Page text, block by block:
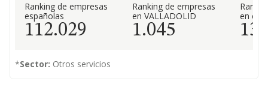
Ranking de empresas
españolas
112.029
Ranking de empresas
en VALLADOLID
1.045
en el
131
*Sector: Otros servicios